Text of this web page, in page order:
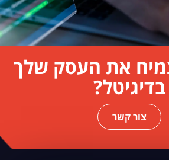
את העסק שלך
בדיגיטל?
צור קשר